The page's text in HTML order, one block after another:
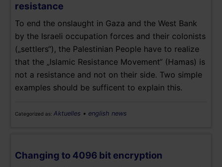
resistance
To end the onslaught in Gaza and the West Bank
by the Israeli occupation forces and their colonists
(„settlers“), the Palestinian People have to realize
that the „Islamic Resistance Movement“ (Hamas) is
not a resistance and not on their side. Two simple
examples should be sufficent to explain this.
Categorized as: Aktuelles • english news
Changing to 4096 bit encryption